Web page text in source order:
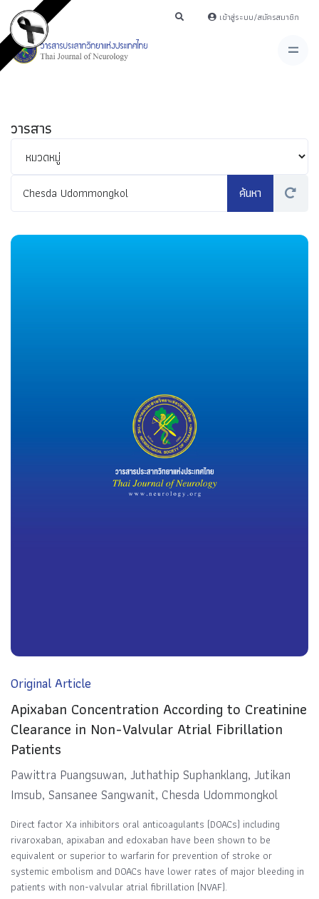
เข้าสู่ระบบ/สมัครสมาชิก
วารสาร
Original Article
Apixaban Concentration According to Creatinine
Clearance in Non-Valvular Atrial Fibrillation
Patients
Pawittra Puangsuwan, Juthathip Suphanklang, Jutikan
Imsub, Sansanee Sangwanit, Chesda Udommongkol
Direct factor Xa inhibitors oral anticoagulants (DOACs) including
rivaroxaban, apixaban and edoxaban have been shown to be
equivalent or superior to warfarin for prevention of stroke or
systemic embolism and DOACs have lower rates of major bleeding in
patients with non-valvular atrial fibrillation (NVAF).